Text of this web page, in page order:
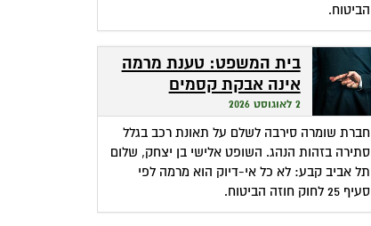
הביטוח.
בית המשפט: טענת מרמה
אינה אבקת קסמים
שהופכת אי-דיוק לפטור
מתשלום
2 לאוגוסט 2026
חברת שומרה סירבה לשלם על תאונת רכב בגלל
סתירה בזהות הנהג. השופט אלישי בן יצחק, שלום
תל אביב קבע: לא כל אי-דיוק הוא מרמה לפי
סעיף 25 לחוק חוזה הביטוח.